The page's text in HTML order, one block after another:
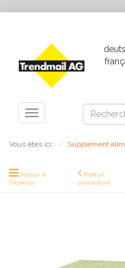
Toggle
navigation
Vous êtes ici:: Supplément
Retour à
l'aperçu
Produit
précédent